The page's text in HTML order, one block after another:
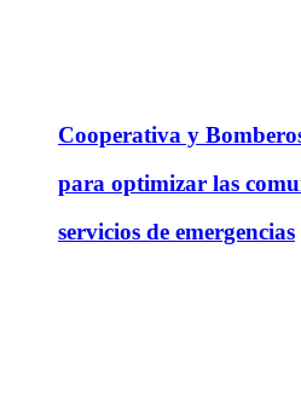
Cooperativa y
para optimizar las
servicios de emergencias